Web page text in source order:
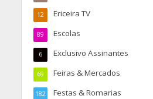
Ericeira TV
12
Escolas
89
Exclusivo Assinantes
6
Feiras & Mercados
69
Festas & Romarias
182